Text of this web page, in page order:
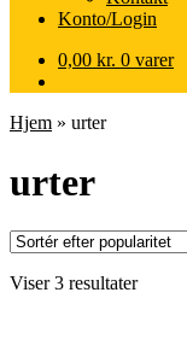
Konto/Login
0,00 kr. 0 varer
Hjem » urter
urter
Viser 3 resultaterSorteret